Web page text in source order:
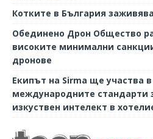
Котките в България
Обединено Дрон Общество
високите минимални
дронове
Екипът на Sirma ще участва
международните стандарти
изкуствен интелект в